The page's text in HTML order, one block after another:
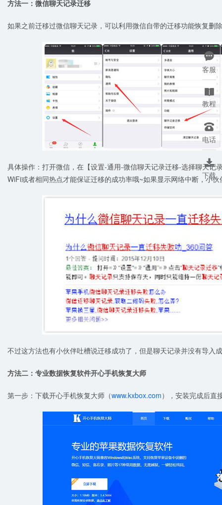
方法一：微信聊天记录迁移
如果之前迁移过微信聊天记录，可以利用微信自带的迁移功能恢复删
具体操作：打开微信，在【设置-通用-微信聊天记录迁移-选择聊天记
WiFi或者相同热点才能保证迁移的成功率哦~如果显示网络中断，小
不过这方法也有小伙伴吐槽说迁移成功了，但是聊天记录并没有导入
方法二：专业数据恢复软件开心手机恢复大师
第一步：下载开心手机恢复大师（www.kxbox.com），安装完成后直

客服

教程

电话

下载